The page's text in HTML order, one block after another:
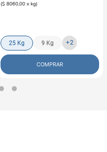
($ 8060,00 x kg)
25 Kg 9 Kg +2
COMPRAR